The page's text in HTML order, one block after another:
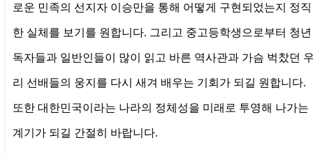
로운 민족의 선지자 이승만을 통해 어떻게 구현되었는지 정직
한 실체를 보기를 원합니다. 그리고 중고등학생으로부터 청년
독자들과 일반인들이 많이 읽고 바른 역사관과 가슴 벅찼던
리 선배들의 웅지를 다시 새겨 배우는 기회가 되길 원합니다.
또한 대한민국이라는 나라의 정체성을 미래로 투영해 나가는
계기가 되길 간절히 바랍니다.